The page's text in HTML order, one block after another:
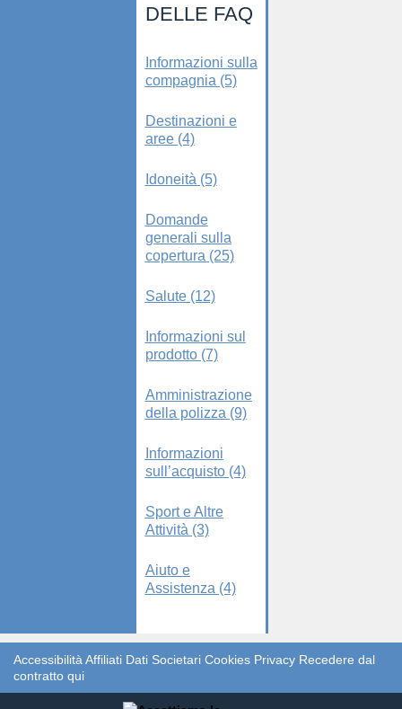
DELLE FAQ
Informazioni sulla
compagnia (5)
Destinazioni e
aree (4)
Idoneità (5)
Domande
generali sulla
copertura (25)
Salute (12)
Informazioni sul
prodotto (7)
Amministrazione
della polizza (9)
Informazioni
sull’acquisto (4)
Sport e Altre
Attività (3)
Aiuto e
Assistenza (4)
Accessibilità Affiliati Dati Societari Cookies Privacy Recedere dal
contratto qui